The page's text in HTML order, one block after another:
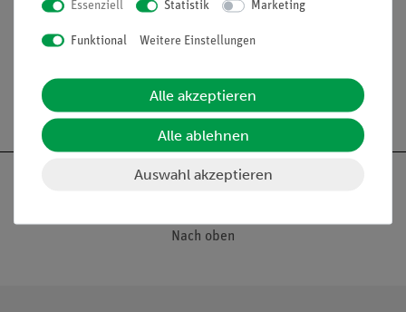
Länge: 140 mm
Nach oben
Essenziell Statistik Marketing
Funktional Weitere Einstellungen
Alle akzeptieren
Alle ablehnen
Auswahl akzeptieren